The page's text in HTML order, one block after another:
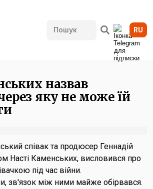
RU
598 переглядів • 07.07.2026 12:06
назвав
яку не може їй
співак та продюсер Геннадій
Насті Каменських, висловився про
під час війни.
зв'язок між ними майже обірвався.